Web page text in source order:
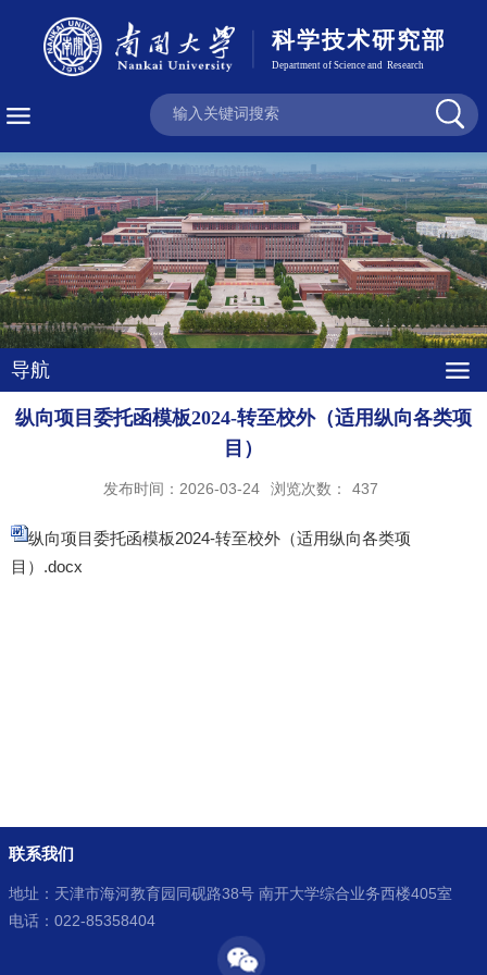
导航
纵向项目委托函模板2024-转至校外（适用纵向各类项
目）
发布时间：2026-03-24 浏览次数： 437
纵向项目委托函模板2024-转至校外（适用纵向各类项
目）.docx
联系我们
地址：天津市海河教育园同砚路38号 南开大学综合业务西楼405室
电话：022-85358404